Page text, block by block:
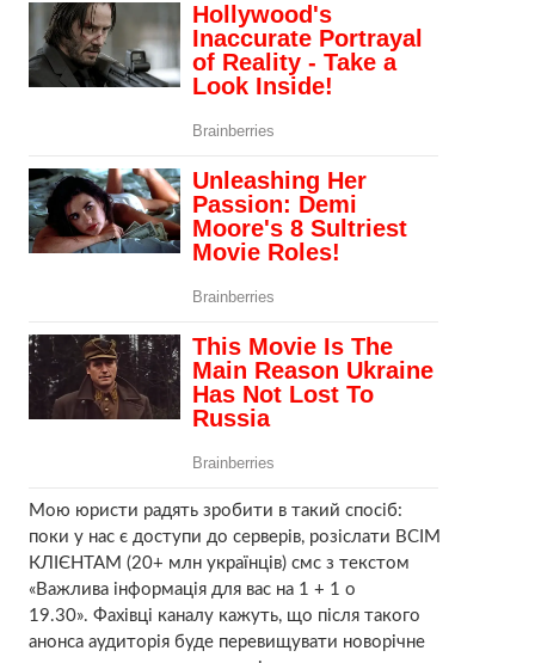
Мою юристи радять зробити в такий спосіб:
поки у нас є доступи до серверів, розіслати ВСІМ
КЛІЄНТАМ (20+ млн українців) смс з текстом
«Важлива інформація для вас на 1 + 1 о
19.30». Фахівці каналу кажуть, що після такого
анонса аудиторія буде перевищувати новорічне